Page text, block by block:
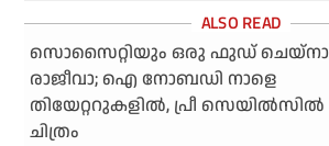
സൊസൈറ്റിയും ഒരു ഫുഡ്
രാജീവാ; ഐ നോബഡി നാളെ
തിയേറ്ററുകളില്‍, പ്രീ സെയില്‍സില്‍
ചിത്രം